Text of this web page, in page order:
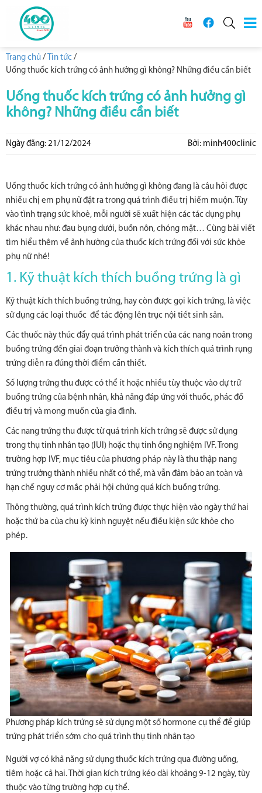
Trang chủ / Tin tức /
Uống thuốc kích trứng có ảnh hưởng gì không? Những điều cần biết
Uống thuốc kích trứng có ảnh hưởng gì
không? Những điều cần biết
Ngày đăng: 21/12/2024 Bởi: minh400clinic
Uống thuốc kích trứng có ảnh hưởng gì không đang là câu hỏi được
nhiều chị em phụ nữ đặt ra trong quá trình điều trị hiếm muộn. Tùy
vào tình trạng sức khoẻ, mỗi người sẽ xuất hiện các tác dụng phụ
khác nhau như: đau bụng dưới, buồn nôn, chóng mặt… Cùng bài viết
tìm hiểu thêm về ảnh hưởng của thuốc kích trứng đối với sức khỏe
phụ nữ nhé!
1. Kỹ thuật kích thích buồng trứng là gì
Kỹ thuật kích thích buồng trứng, hay còn được gọi kích trứng, là việc
sử dụng các loại thuốc để tác động lên trục nội tiết sinh sản.
Các thuốc này thúc đẩy quá trình phát triển của các nang noãn trong
buồng trứng đến giai đoạn trưởng thành và kích thích quá trình rụng
trứng diễn ra đúng thời điểm cần thiết.
Số lượng trứng thu được có thể ít hoặc nhiều tùy thuộc vào dự trữ
buồng trứng của bệnh nhân, khả năng đáp ứng với thuốc, phác đồ
điều trị và mong muốn của gia đình.
Các nang trứng thu được từ quá trình kích trứng sẽ được sử dụng
trong thụ tinh nhân tạo (IUI) hoặc thụ tinh ống nghiệm IVF. Trong
trường hợp IVF, mục tiêu của phương pháp này là thu thập nang
trứng trưởng thành nhiều nhất có thể, mà vẫn đảm bảo an toàn và
hạn chế nguy cơ mắc phải hội chứng quá kích buồng trứng.
Thông thường, quá trình kích trứng được thực hiện vào ngày thứ hai
hoặc thứ ba của chu kỳ kinh nguyệt nếu điều kiện sức khỏe cho
phép.
Phương pháp kích trứng sẽ sử dụng một số hormone cụ thể để giúp
trứng phát triển sớm cho quá trình thụ tinh nhân tạo
Người vợ có khả năng sử dụng thuốc kích trứng qua đường uống,
tiêm hoặc cả hai. Thời gian kích trứng kéo dài khoảng 9-12 ngày, tùy
thuộc vào từng trường hợp cụ thể.